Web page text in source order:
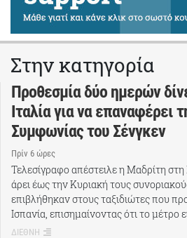
Στην κατηγορία
Προθεσμία δύο ημερών
Ιταλία για να επαναφέρει
Συμφωνίας του Σένγκεν
Πρίν 6 ώρες
Τελεσίγραφο απέστειλε η Μαδρίτη
άρει έως την Κυριακή τους
επιβλήθηκαν στους ταξιδιώτες που
Ισπανία, επισημαίνοντας ότι το μέτρο
ΔΙΕΘΝΗ